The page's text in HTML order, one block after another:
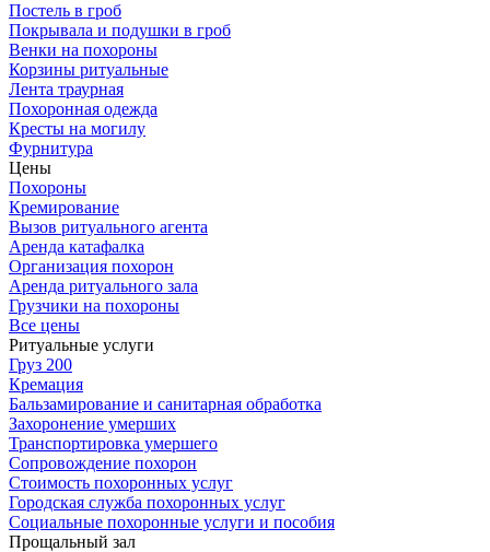
Постель в гроб
Покрывала и подушки в гроб
Венки на похороны
Корзины ритуальные
Лента траурная
Похоронная одежда
Кресты на могилу
Фурнитура
Цены
Похороны
Кремирование
Вызов ритуального агента
Аренда катафалка
Организация похорон
Аренда ритуального зала
Грузчики на похороны
Все цены
Ритуальные услуги
Груз 200
Кремация
Бальзамирование и санитарная обработка
Захоронение умерших
Транспортировка умершего
Сопровождение похорон
Стоимость похоронных услуг
Городская служба похоронных услуг
Социальные похоронные услуги и пособия
Прощальный зал